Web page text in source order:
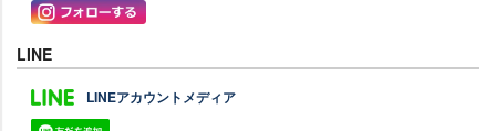
LINE
LINEアカウントメディア